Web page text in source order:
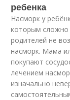
ребенка
Насморк у
которым сложно
родителей не
насморк. Мама
покупают
лечением
изначально